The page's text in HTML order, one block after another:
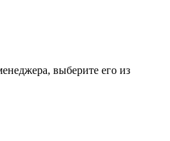
выберите его из